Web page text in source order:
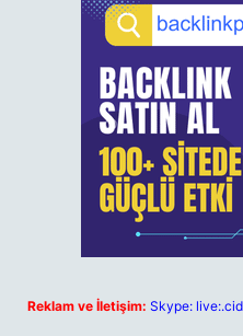
Reklam ve İletişim: Skype: